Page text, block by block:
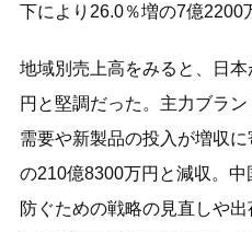
下により26.0％増の7億2200
地域別売上高をみると、日
円と堅調だった。主力ブラ
需要や新製品の投入が増収
の210億8300万円と減収。
防ぐための戦略の見直しや